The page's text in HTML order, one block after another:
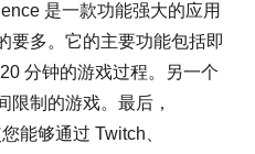
是一款功能强大的应用
要多。它的主要功能包括即
分钟的游戏过程。另一个
限制的游戏。最后，
能够通过 Twitch、